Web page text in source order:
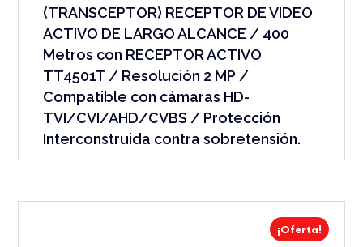
(TRANSCEPTOR) RECEPTOR DE VIDEO
ACTIVO DE LARGO ALCANCE / 400
Metros con RECEPTOR ACTIVO
TT4501T / Resolución 2 MP /
Compatible con cámaras HD-
TVI/CVI/AHD/CVBS / Protección
Interconstruida contra sobretensión.
¡Oferta!